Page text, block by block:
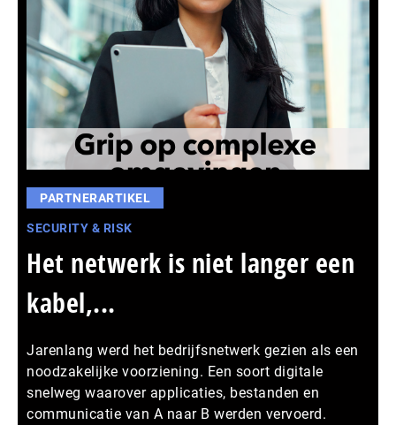
PARTNERARTIKEL
SECURITY & RISK
Het netwerk is niet langer een
kabel,...
Jarenlang werd het bedrijfsnetwerk gezien als een
noodzakelijke voorziening. Een soort digitale
snelweg waarover applicaties, bestanden en
communicatie van A naar B werden vervoerd.